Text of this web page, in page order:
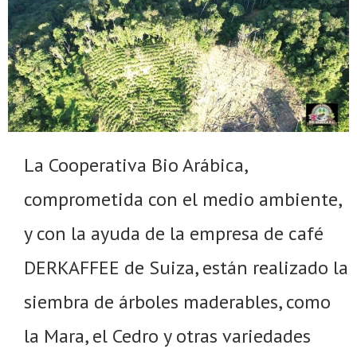
La Cooperativa Bio Arábica,
comprometida con el medio ambiente,
y con la ayuda de la empresa de café
DERKAFFEE de Suiza, están realizado la
siembra de árboles maderables, como
la Mara, el Cedro y otras variedades